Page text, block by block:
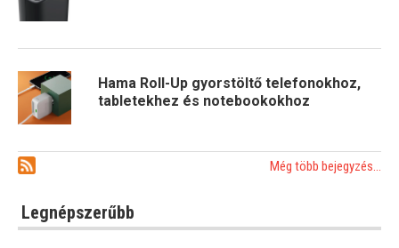
Hama Roll-Up gyorstöltő telefonokhoz,
tabletekhez és notebookokhoz
Még több bejegyzés...
Legnépszerűbb